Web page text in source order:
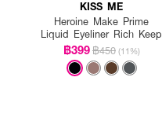
KISS ME
Heroine Make Prime
Liquid Eyeliner Rich Keep
฿399฿450 (11%)